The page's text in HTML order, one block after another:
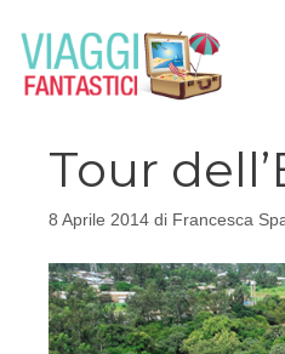
contenuto
Tour
8 Aprile 2014 di Francesca